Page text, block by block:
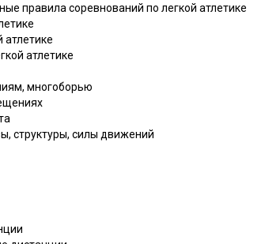
правила соревнований по легкой атлетике
атлетике
атлетике
многоборью
структуры, силы движений